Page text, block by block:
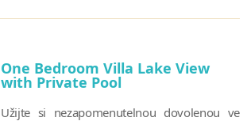
One Bedroom Villa Lake View
with Private Pool
Užijte si nezapomenutelnou dovolenou ve